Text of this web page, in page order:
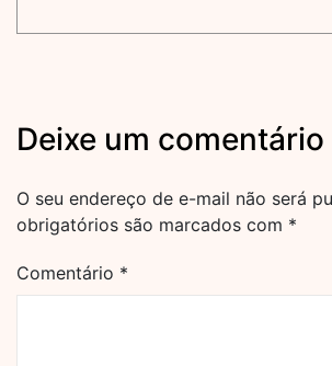
Deixe um comentário
O seu endereço de e-mail não será
obrigatórios são marcados com *
Comentário *